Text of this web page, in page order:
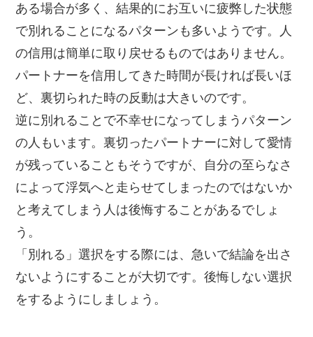
ある場合が多く、結果的にお互いに疲弊した状態
で別れることになるパターンも多いようです。人
の信用は簡単に取り戻せるものではありません。
パートナーを信用してきた時間が長ければ長いほ
ど、裏切られた時の反動は大きいのです。
逆に別れることで不幸せになってしまうパターン
の人もいます。裏切ったパートナーに対して愛情
が残っていることもそうですが、自分の至らなさ
によって浮気へと走らせてしまったのではないか
と考えてしまう人は後悔することがあるでしょ
う。
「別れる」選択をする際には、急いで結論を出さ
ないようにすることが大切です。後悔しない選択
をするようにしましょう。